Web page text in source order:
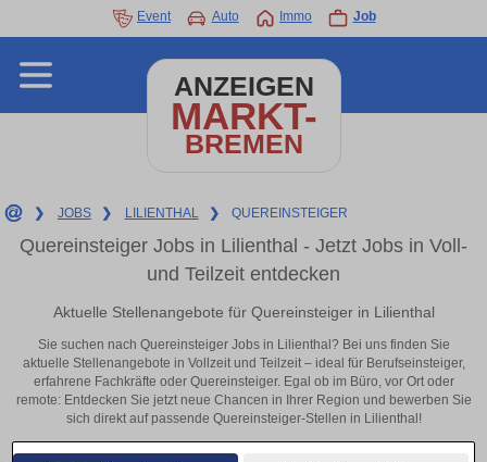
Event Auto Immo Job
ANZEIGEN
MARKT-
BREMEN
❯ JOBS ❯ LILIENTHAL ❯ QUEREINSTEIGER
Quereinsteiger Jobs in Lilienthal - Jetzt Jobs in Voll-
und Teilzeit entdecken
Aktuelle Stellenangebote für Quereinsteiger in Lilienthal
Sie suchen nach Quereinsteiger Jobs in Lilienthal? Bei uns finden Sie
aktuelle Stellenangebote in Vollzeit und Teilzeit – ideal für Berufseinsteiger,
erfahrene Fachkräfte oder Quereinsteiger. Egal ob im Büro, vor Ort oder
remote: Entdecken Sie jetzt neue Chancen in Ihrer Region und bewerben Sie
sich direkt auf passende Quereinsteiger-Stellen in Lilienthal!